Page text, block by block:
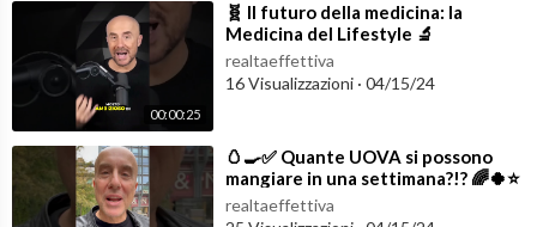
00:00:25
⁣🧬 Il futuro della medicina: la
Medicina del Lifestyle 🔬
#lifestylemedicine #longevità
realtaeffettiva
16 Visualizzazioni · 04/15/24
⁣🥚🍳✅ Quante UOVA si possono
mangiare in una settimana?!? 🌈🍀⭐️
#uova #lifestylemedicine
realtaeffettiva